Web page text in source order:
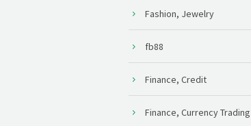
Fashion, Jewelry
fb88
Finance, Credit
Finance, Currency Trading